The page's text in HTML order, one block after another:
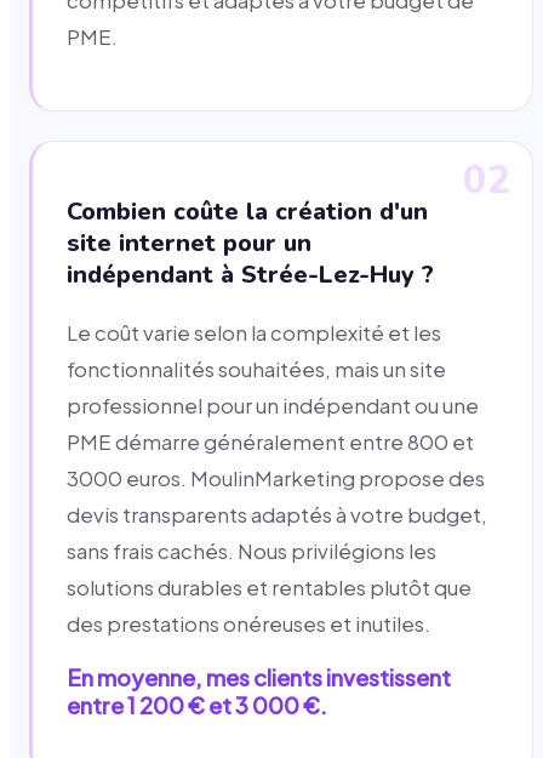
PME.
02
Combien coûte la création d'un
site internet pour un
indépendant à Strée-Lez-Huy ?
Le coût varie selon la complexité et les
fonctionnalités souhaitées, mais un site
professionnel pour un indépendant ou une
PME démarre généralement entre 800 et
3000 euros. MoulinMarketing propose des
devis transparents adaptés à votre budget,
sans frais cachés. Nous privilégions les
solutions durables et rentables plutôt que
des prestations onéreuses et inutiles.
En moyenne, mes clients investissent
entre 1 200 € et 3 000 €.